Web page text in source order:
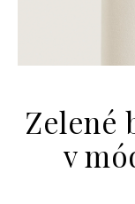
Zelené
v